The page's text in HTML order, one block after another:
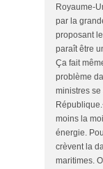
Royaume-
par la
proposant
paraît être
Ça fait
problème
ministres
moins la
énergie.
crèvent la
maritimes.